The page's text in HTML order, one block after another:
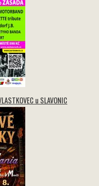
u SLAVONIC